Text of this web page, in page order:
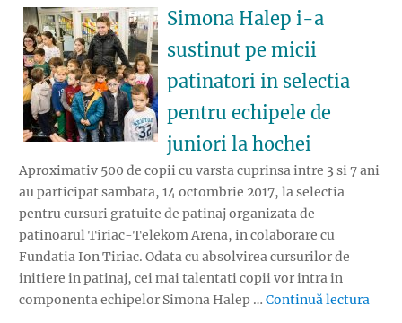
Simona Halep i-a
sustinut pe micii
patinatori in selectia
pentru echipele de
juniori la hochei
Aproximativ 500 de copii cu varsta cuprinsa intre 3 si 7 ani
au participat sambata, 14 octombrie 2017, la selectia
pentru cursuri gratuite de patinaj organizata de
patinoarul Tiriac-Telekom Arena, in colaborare cu
Fundatia Ion Tiriac. Odata cu absolvirea cursurilor de
initiere in patinaj, cei mai talentati copii vor intra in
componenta echipelor Simona Halep … Continuă lectura